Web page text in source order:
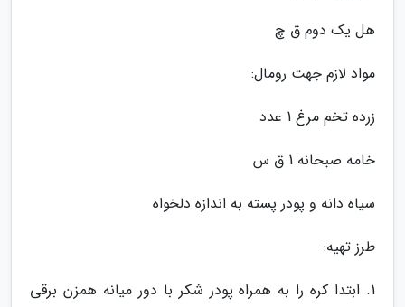
هل یک دوم ق چ
مواد لازم جهت رومال:
زرده تخم مرغ 1 عدد
خامه صبحانه 1 ق س
سیاه دانه و پودر پسته به اندازه دلخواه
طرز تهیه:
1. ابتدا کره را به همراه پودر شکر با دور میانه همزن برقی